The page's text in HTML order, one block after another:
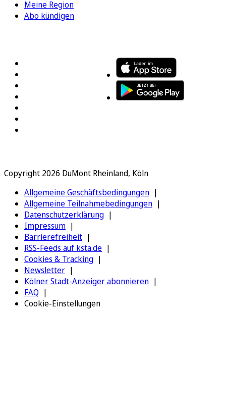
Meine Region
Abo kündigen
Copyright 2026 DuMont Rheinland, Köln
Allgemeine Geschäftsbedingungen
Allgemeine Teilnahmebedingungen
Datenschutzerklärung
Impressum
Barrierefreiheit
RSS-Feeds auf ksta.de
Cookies & Tracking
Newsletter
Kölner Stadt-Anzeiger abonnieren
FAQ
Cookie-Einstellungen